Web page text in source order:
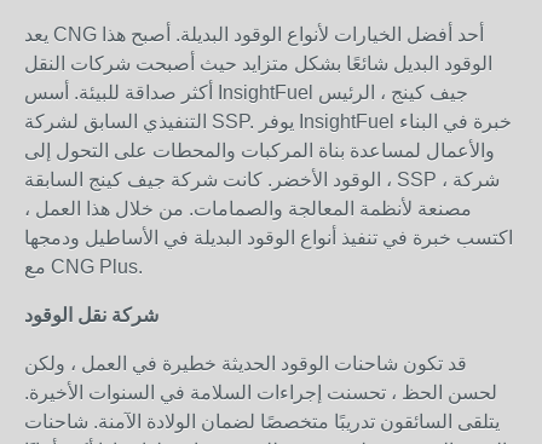
يعد CNG أحد أفضل الخيارات لأنواع الوقود البديلة. أصبح هذا
الوقود البديل شائعًا بشكل متزايد حيث أصبحت شركات النقل
أكثر صداقة للبيئة. أسس InsightFuel جيف كينج ، الرئيس
التنفيذي السابق لشركة SSP. يوفر InsightFuel خبرة في البناء
والأعمال لمساعدة بناة المركبات والمحطات على التحول إلى
الوقود الأخضر. كانت شركة جيف كينج السابقة ، SSP ، شركة
مصنعة لأنظمة المعالجة والصمامات. من خلال هذا العمل ،
اكتسب خبرة في تنفيذ أنواع الوقود البديلة في الأساطيل ودمجها
مع CNG Plus.
شركة نقل الوقود
قد تكون شاحنات الوقود الحديثة خطيرة في العمل ، ولكن
لحسن الحظ ، تحسنت إجراءات السلامة في السنوات الأخيرة.
يتلقى السائقون تدريبًا متخصصًا لضمان الولادة الآمنة. شاحنات